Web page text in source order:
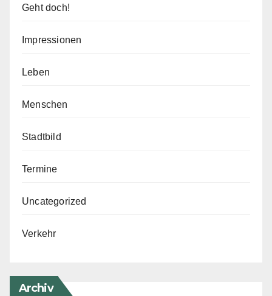
Geht doch!
Impressionen
Leben
Menschen
Stadtbild
Termine
Uncategorized
Verkehr
Archiv